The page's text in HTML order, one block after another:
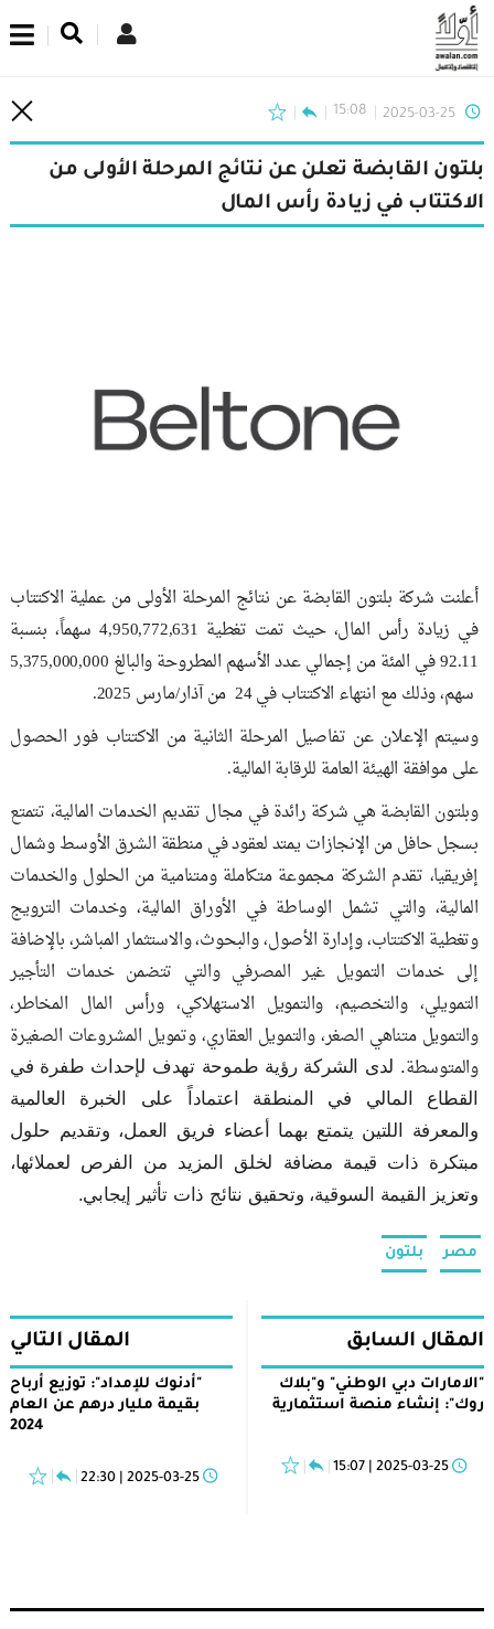
2025-03-25
15:08
بلتون القابضة تعلن عن نتائج المرحلة الأولى من
الاكتتاب في زيادة رأس المال
أعلنت شركة بلتون القابضة عن نتائج المرحلة الأولى من عملية الاكتتاب
في زيادة رأس المال، حيث تمت تغطية 4,950,772,631 سهماً، بنسبة
92.11 في المئة من إجمالي عدد الأسهم المطروحة والبالغ 5,375,000,000
سهم، وذلك مع انتهاء الاكتتاب في 24 من آذار/مارس 2025.
وسيتم الإعلان عن تفاصيل المرحلة الثانية من الاكتتاب فور الحصول
على موافقة الهيئة العامة للرقابة المالية.
وبلتون القابضة هي شركة رائدة في مجال تقديم الخدمات المالية، تتمتع
بسجل حافل من الإنجازات يمتد لعقود في منطقة الشرق الأوسط وشمال
إفريقيا، تقدم الشركة مجموعة متكاملة ومتنامية من الحلول والخدمات
المالية، والتي تشمل الوساطة في الأوراق المالية، وخدمات الترويج
وتغطية الاكتتاب، وإدارة الأصول، والبحوث، والاستثمار المباشر، بالإضافة
إلى خدمات التمويل غير المصرفي والتي تتضمن خدمات التأجير
التمويلي، والتخصيم، والتمويل الاستهلاكي، ورأس المال المخاطر،
والتمويل متناهي الصغر، والتمويل العقاري، وتمويل المشروعات الصغيرة
والمتوسطة. لدى الشركة رؤية طموحة تهدف لإحداث طفرة في
القطاع المالي في المنطقة اعتماداً على الخبرة العالمية
والمعرفة اللتين يتمتع بهما أعضاء فريق العمل، وتقديم حلول
مبتكرة ذات قيمة مضافة لخلق المزيد من الفرص لعملائها،
وتعزيز القيمة السوقية، وتحقيق نتائج ذات تأثير إيجابي.
مصر بلتون
المقال السابق
"الامارات دبي الوطني" و"بلاك
روك": إنشاء منصة استثمارية
2025-03-25 | 15:07
المقال التالي
"أدنوك للإمداد": توزيع أرباح
بقيمة مليار درهم عن العام
2024
2025-03-25 | 22:30
اشترك في نشرتنا الإخبارية